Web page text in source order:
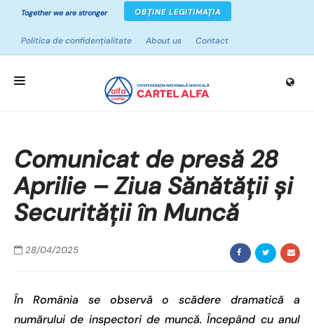
Together we are stronger OBȚINE LEGITIMAȚIA
Politica de confidențialitate About us Contact
ABOUT UNIONS
CAMPAIGNS
PROJECTS
Comunicat de presă 28
Aprilie – Ziua Sănătății și
Securității în Muncă
28/04/2025
În România se observă o scădere dramatică a
numărului de inspectori de muncă. Începând cu anul